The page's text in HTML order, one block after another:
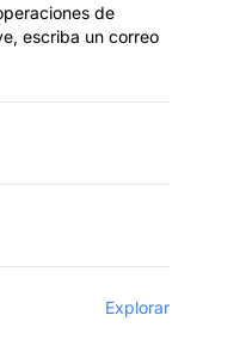
de
escriba un correo
Explorar